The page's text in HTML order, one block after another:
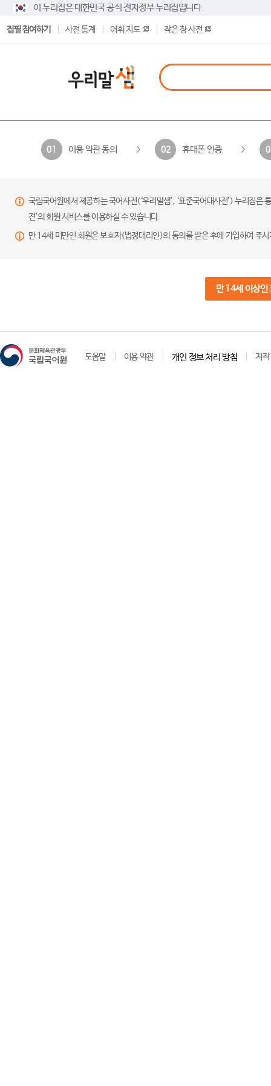
이 누리집은 대한민국 공식 전자정부 누리집입니다.
집필 참여하기 사전 통계 어휘 지도 작은 창 사전
01 이용 약관 동의 02 휴대폰 인증
국립국어원에서 제공하는 국어사전(‘우리말샘’, ‘표준국어대사전’) 누리집
전’의 회원 서비스를 이용하실 수 있습니다.
만 14세 미만인 회원은 보호자(법정대리인)의 동의를 받은 후에 가입하여 주
만 14세 이상인
도움말 이용 약관 개인 정보 처리 방침 저